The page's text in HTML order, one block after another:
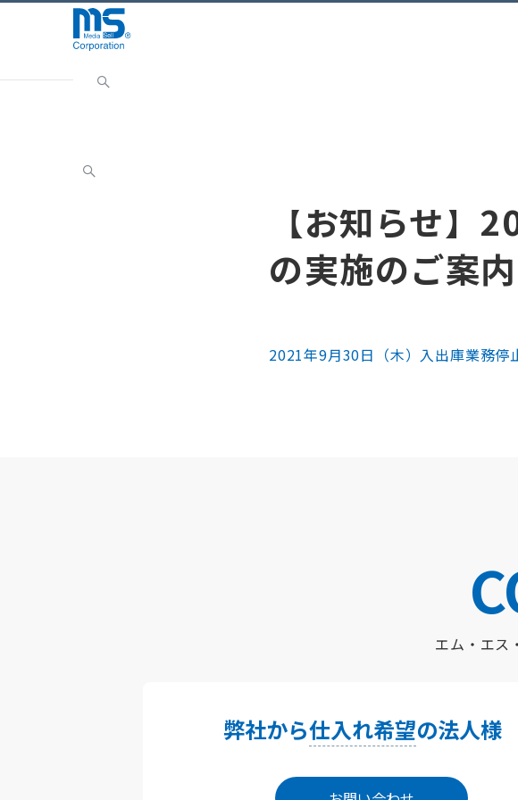
【お知らせ】2021年9月30日の弊社
【お知らせ】
の実施のご案内
2021年9月30日（木）入出庫業務停
エム・エス
弊社から仕入れ希望の法人様